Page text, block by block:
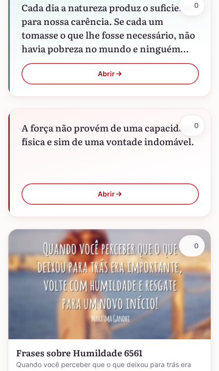
Cada dia a natureza produz o suficiente
para nossa carência. Se cada um
tomasse o que lhe fosse necessário, não
havia pobreza no mundo e ninguém
morreria de…
Abrir
0
A força não provém de uma capacidade
física e sim de uma vontade indomável.
Abrir
0
Frases sobre Humildade 6561
Quando você perceber que o que deixou para trás era
0